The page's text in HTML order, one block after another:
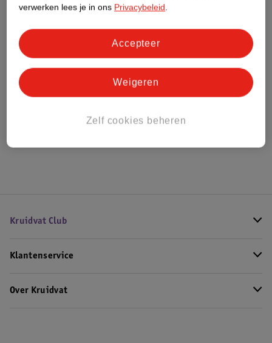
Bestel & Bezorginformatie
Bekijk ook
Kruidvat Club
Klantenservice
Over Kruidvat
verwerken lees je in ons Privacybeleid.
Zelf cookies beheren
Weigeren
Accepteer